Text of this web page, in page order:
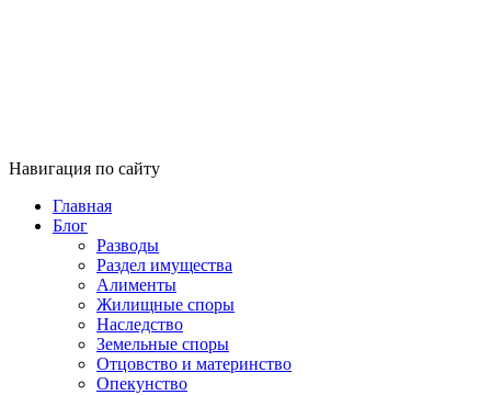
Навигация по сайту
Главная
Блог
Разводы
Раздел имущества
Алименты
Жилищные споры
Наследство
Земельные споры
Отцовство и материнство
Опекунство